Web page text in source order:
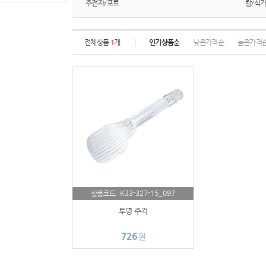
주전자/포트
칼/식
전체상품 1개 인기상품순 낮은가격순 높은가격
상품코드 : K33-327-15_097
투명 주걱
726원